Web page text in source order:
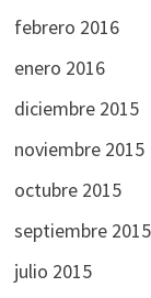
febrero 2016
enero 2016
diciembre 2015
noviembre 2015
octubre 2015
septiembre 2015
julio 2015